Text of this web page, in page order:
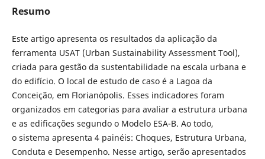
Resumo
Este artigo apresenta os resultados da aplicação da
ferramenta USAT (Urban Sustainability Assessment Tool),
criada para gestão da sustentabilidade na escala urbana e
do edifício. O local de estudo de caso é a Lagoa da
Conceição, em Florianópolis. Esses indicadores foram
organizados em categorias para avaliar a estrutura urbana
e as edificações segundo o Modelo ESA-B. Ao todo,
o sistema apresenta 4 painéis: Choques, Estrutura Urbana,
Conduta e Desempenho. Nesse artigo, serão apresentados